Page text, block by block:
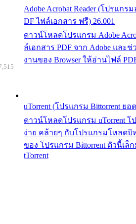
Adobe Acrobat Reader (โปรแกร
DF ไฟล์เอกสาร ฟรี) 26.001
ดาวน์โหลดโปรแกรม Adobe
ล์เอกสาร PDF จาก Adobe และ
งานของ Browser ให้อ่านไฟล์
uTorrent (โปรแกรม Bittorrent ย
ดาวน์โหลดโปรแกรม uTorrent โ
ง่าย คล้ายๆ กับโปรแกรมโหลดบิ
ของ โปรแกรม Bittorrent ตัวนี้เล็
tTorrent